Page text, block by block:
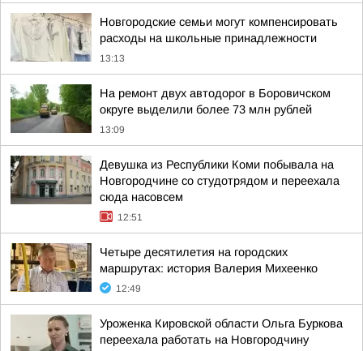
Новгородские семьи могут компенсировать
расходы на школьные принадлежности
13:13
На ремонт двух автодорог в Боровичском
округе выделили более 73 млн рублей
13:09
Девушка из Республики Коми побывала на
Новгородчине со студотрядом и переехала
сюда насовсем
12:51
Четыре десятилетия на городских
маршрутах: история Валерия Михеенко
12:49
Уроженка Кировской области Ольга Буркова
переехала работать на Новгородчину